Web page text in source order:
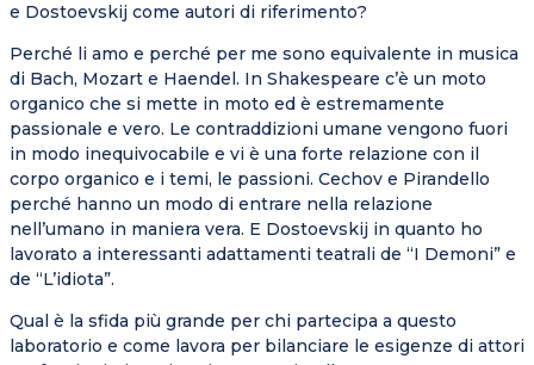
e Dostoevskij come autori di riferimento?
Perché li amo e perché per me sono equivalente in musica
di Bach, Mozart e Haendel. In Shakespeare c’è un moto
organico che si mette in moto ed è estremamente
passionale e vero. Le contraddizioni umane vengono fuori
in modo inequivocabile e vi è una forte relazione con il
corpo organico e i temi, le passioni. Cechov e Pirandello
perché hanno un modo di entrare nella relazione
nell’umano in maniera vera. E Dostoevskij in quanto ho
lavorato a interessanti adattamenti teatrali de “I Demoni” e
de “L’idiota”.
Qual è la sfida più grande per chi partecipa a questo
laboratorio e come lavora per bilanciare le esigenze di attori